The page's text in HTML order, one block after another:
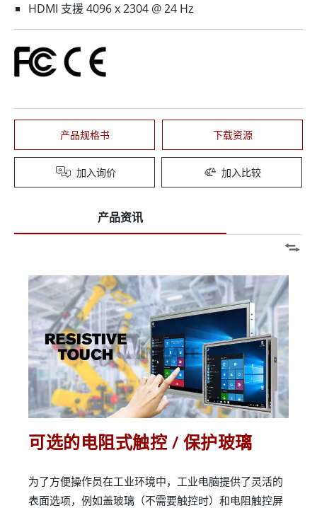
HDMI 支援 4096 x 2304 @ 24 Hz
产品规格书 下载资源
加入询价 加入比较
产品资讯
可选的电阻式触控 / 保护玻璃
为了方便操作员在工业环境中，工业电脑提供了灵活的
表面选项，例如盖玻璃（不需要触控时）和电阻触控屏